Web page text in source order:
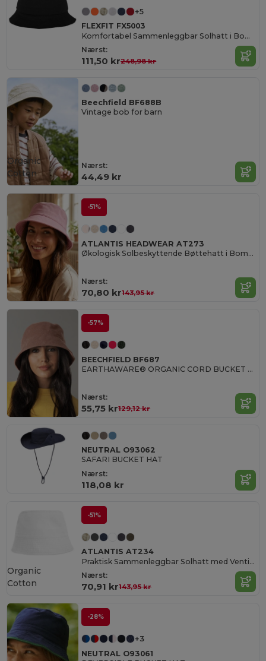
+5
FLEXFIT FX5003
Komfortabel Sammenleggbar Solhatt i Bomull
Nærst:
111,50 kr248,98 kr
Beechfield BF688B
Vintage bob for barn
Nærst:
44,49 kr
Organic
Cotton
-51%
ATLANTIS HEADWEAR AT273
Økologisk Solbeskyttende Bøttehatt i Bomull
Nærst:
70,80 kr143,95 kr
-57%
BEECHFIELD BF687
EARTHAWARE® ORGANIC CORD BUCKET HAT
Nærst:
55,75 kr129,12 kr
NEUTRAL O93062
SAFARI BUCKET HAT
Nærst:
118,08 kr
-51%
ATLANTIS AT234
Praktisk Sammenleggbar Solhatt med Ventilasjon
Nærst:
70,91 kr143,95 kr
Organic
Cotton
-28%
+3
NEUTRAL O93061